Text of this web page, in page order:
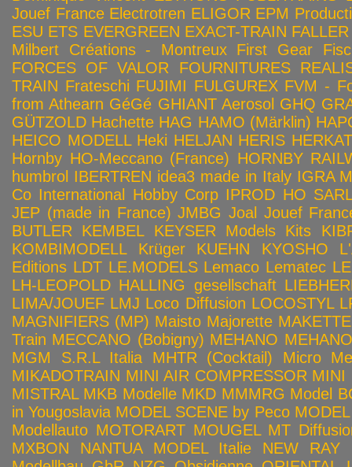
Jouef France Electrotren ELIGOR EPM
ESU ETS EVERGREEN EXACT-TRAIN FALLER
Milbert Créations - Montreux First Gear
FORCES OF VALOR
FOURNITURES
TRAIN Frateschi FUJIMI FULGUREX FVM -
from Athearn GéGé GHIANT Aerosol GHQ
GÜTZOLD Hachette HAG HAMO (Märklin)
HEICO MODELL Heki HELJAN HERIS HERKAT
Hornby HO-Meccano (France) HORNBY
humbrol IBERTREN idea3 made in Italy IGRA
Co International Hobby Corp IPROD HO
JEP (made in France) JMBG Joal Jouef
BUTLER
KEMBEL KEYSER Models Kits
KOMBIMODELL
Krüger KUEHN KYOSHO
Editions LDT LE.MODELS Lemaco Lematec
LH-LEOPOLD HALLING gesellschaft
LIMA/JOUEF LMJ Loco Diffusion LOCOSTYL
MAGNIFIERS (MP) Maisto Majorette MAKETTE
Train MECCANO (Bobigny) MEHANO
MGM S.R.L Italia
MHTR (Cocktail)
Micro
MIKADOTRAIN MINI AIR COMPRESSOR MINI
MISTRAL MKB Modelle MKD MMMRG Model
in Yougoslavia MODEL SCENE by Peco
Modellauto MOTORART MOUGEL MT
MXBON
NANTUA MODEL Italie NEW RAY